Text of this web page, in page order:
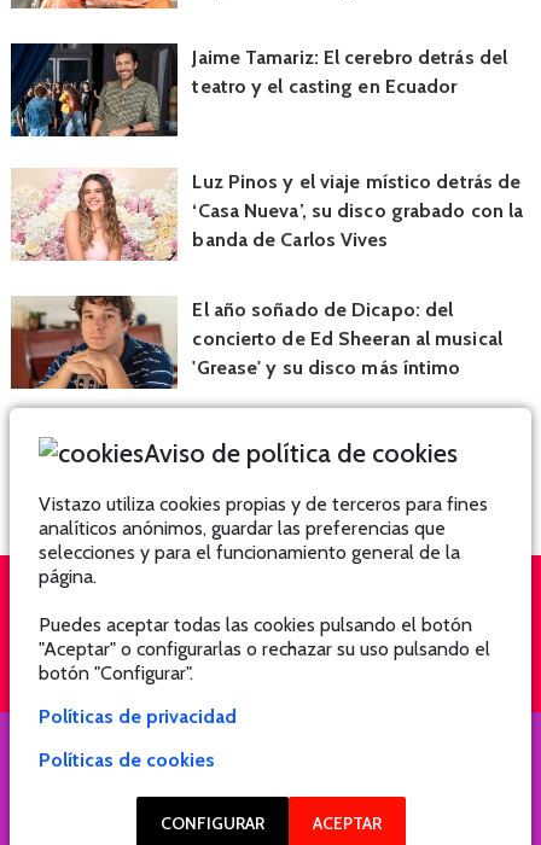
Jaime Tamariz: El cerebro detrás del
teatro y el casting en Ecuador
Luz Pinos y el viaje místico detrás de
‘Casa Nueva’, su disco grabado con la
banda de Carlos Vives
El año soñado de Dicapo: del
concierto de Ed Sheeran al musical
'Grease' y su disco más íntimo
QUIÉNES SOMOS SUSCRÍBETE
Aviso de política de cookies
Vistazo utiliza cookies propias y de terceros para fines
analíticos anónimos, guardar las preferencias que
selecciones y para el funcionamiento general de la
página.
Puedes aceptar todas las cookies pulsando el botón
"Aceptar" o configurarlas o rechazar su uso pulsando el
botón "Configurar".
Políticas de privacidad
Políticas de cookies
CONFIGURAR ACEPTAR